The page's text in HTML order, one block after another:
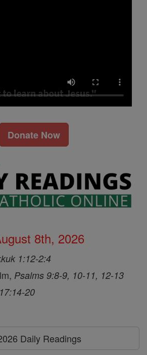
Donate Now
8th, 2026
1:12-2:4
Psalms 9:8-9, 10-11, 12-13
20
Daily Readings